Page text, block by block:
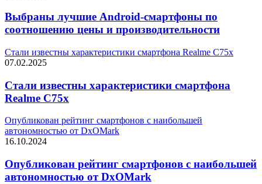
Выбраны лучшие Android-смартфоны по
соотношению цены и производительности
Стали известны характеристики смартфона Realme C75x
07.02.2025
Стали известны характеристики смартфона
Realme C75x
Опубликован рейтинг смартфонов с наибольшей
автономностью от DxOMark
16.10.2024
Опубликован рейтинг смартфонов с наибольшей
автономностью от DxOMark